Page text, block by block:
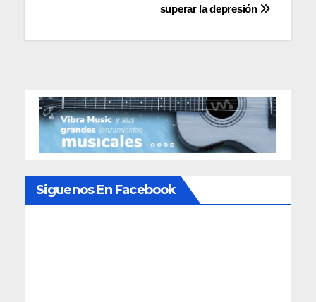
superar la depresión
Siguenos En Facebook